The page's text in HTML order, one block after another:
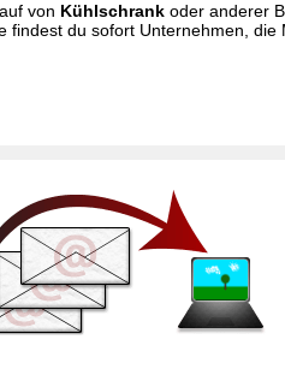
von Kühlschrankoder anderer
du sofort Unternehmen, die